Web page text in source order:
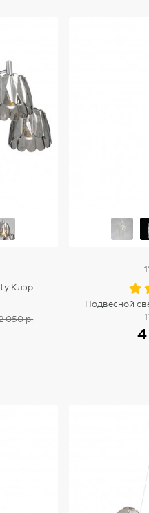
Клэр
050 р.
Подвесной